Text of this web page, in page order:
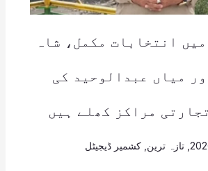
انتخابات مکمل، شاہ
میاں عبدالوحید کی
مراکز کھلے ہیں
, تازہ ترین کشمیر ڈیجیٹل